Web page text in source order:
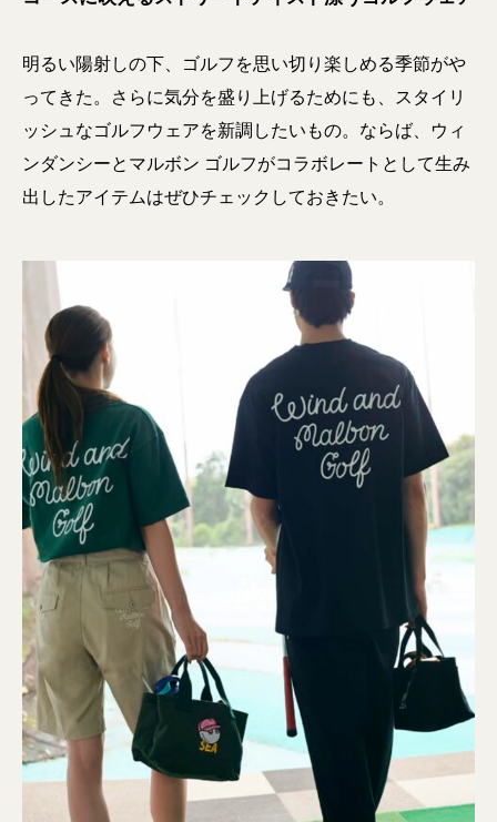
明るい陽射しの下、ゴルフを思い切り楽しめる季節がや
ってきた。さらに気分を盛り上げるためにも、スタイリ
ッシュなゴルフウェアを新調したいもの。ならば、ウィ
ンダンシーとマルボン ゴルフがコラボレートとして生み
出したアイテムはぜひチェックしておきたい。